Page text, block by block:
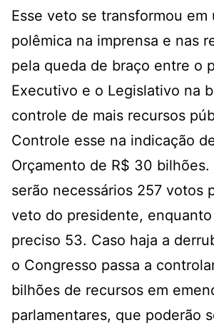
Esse veto se transformou em
polêmica na imprensa e nas
pela queda de braço entre o
Executivo e o Legislativo na
controle de mais recursos
Controle esse na indicação
Orçamento de R$ 30 bilhões.
serão necessários 257 votos
veto do presidente,
preciso 53. Caso haja a
o Congresso passa a
bilhões de recursos em
parlamentares, que poderão